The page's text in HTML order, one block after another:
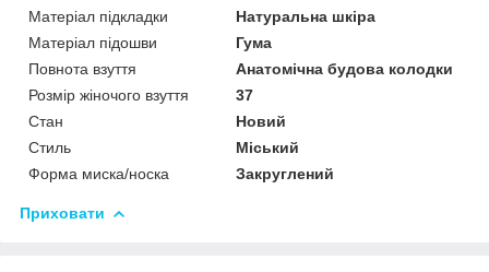
Матеріал підкладки
Натуральна шкіра
Матеріал підошви
Гума
Повнота взуття
Анатомічна будова колодки
Розмір жіночого взуття
37
Стан
Новий
Стиль
Міський
Форма миска/носка
Закруглений
Приховати